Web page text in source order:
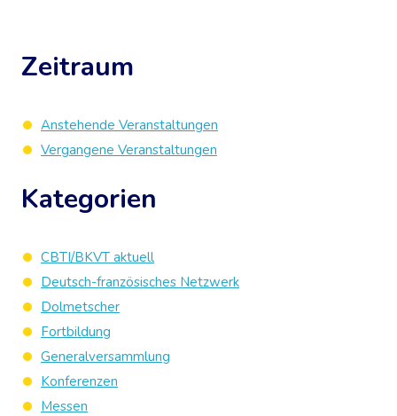
Zeitraum
Anstehende Veranstaltungen
Vergangene Veranstaltungen
Kategorien
CBTI/BKVT aktuell
Deutsch-französisches Netzwerk
Dolmetscher
Fortbildung
Generalversammlung
Konferenzen
Messen